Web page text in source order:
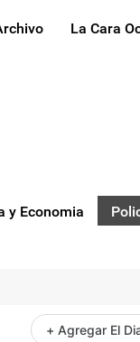
La Cara
y Economia
+ Agregar El